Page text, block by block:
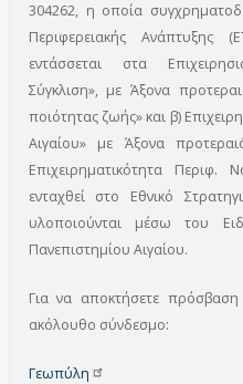
304262, η οποία
Περιφερειακής Ανάπτυξης
εντάσσεται στα
Σύγκλιση», με Άξονα
ποιότητας ζωής» και β)
Αιγαίου» με Άξονα
Επιχειρηματικότητα
ενταχθεί στο Εθνικό
υλοποιούνται μέσω του
Πανεπιστημίου Αιγαίου.
Για να αποκτήσετε
ακόλουθο σύνδεσμο:
Γεωπύλη